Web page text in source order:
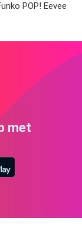
POP! Eevee
met